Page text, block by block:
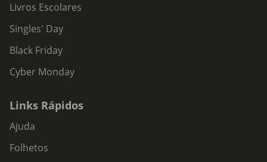
Livros Escolares
Singles' Day
Black Friday
Cyber Monday
Links Rápidos
Ajuda
Folhetos